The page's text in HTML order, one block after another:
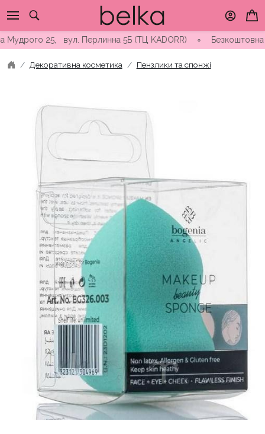
to
content25, вул. Перлинна 5Б (ТЦ KADORR) ∘ Безкоштовна
Декоративна косметика Пензлики та спонжі